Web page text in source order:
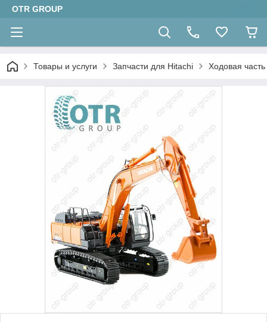
OTR GROUP
Товары и услуги Запчасти для Hitachi Ходовая